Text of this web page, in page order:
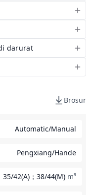
darurat
Brosur
Automatic/Manual
Pengxiang/Hande
35/42(A)；38/44(M) m³